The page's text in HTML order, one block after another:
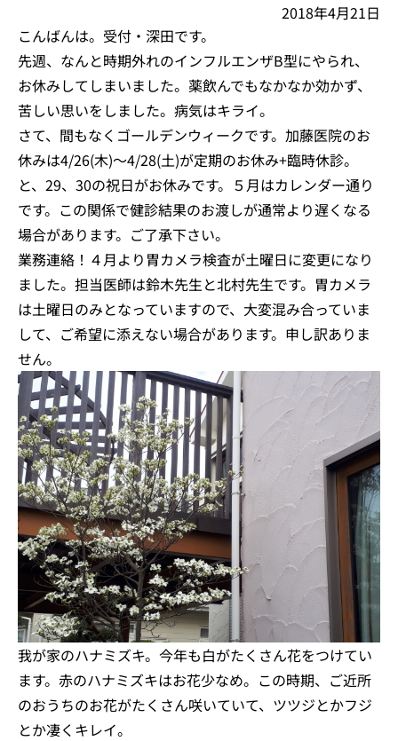
2018年4月21日
こんばんは。受付・深田です。
先週、なんと時期外れのインフルエンザB型にやられ、
お休みしてしまいました。薬飲んでもなかなか効かず、
苦しい思いをしました。病気はキライ。
さて、間もなくゴールデンウィークです。加藤医院のお
休みは4/26(木)～4/28(土)が定期のお休み+臨時休診。
と、29、30の祝日がお休みです。５月はカレンダー通り
です。この関係で健診結果のお渡しが通常より遅くなる
場合があります。ご了承下さい。
業務連絡！４月より胃カメラ検査が土曜日に変更になり
ました。担当医師は鈴木先生と北村先生です。胃カメラ
は土曜日のみとなっていますので、大変混み合っていま
して、ご希望に添えない場合があります。申し訳ありま
せん。
我が家のハナミズキ。今年も白がたくさん花をつけてい
ます。赤のハナミズキはお花少なめ。この時期、ご近所
のおうちのお花がたくさん咲いていて、ツツジとかフジ
とか凄くキレイ。